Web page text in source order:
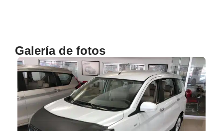
Galería de fotos